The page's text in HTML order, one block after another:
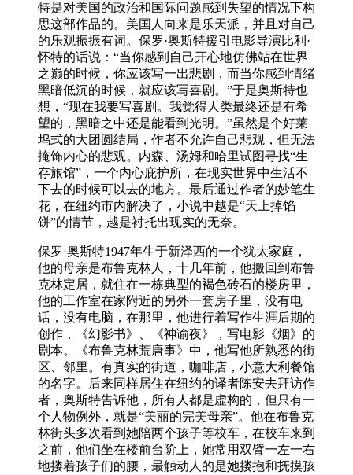
特是对美国的政治和国际问题感到失望的情况下构
思这部作品的。美国人向来是乐天派，并且对自己
的乐观振振有词。保罗·奥斯特援引电影导演比利·
怀特的话说：“当你感到自己开心地仿佛站在世界
之巅的时候，你应该写一出悲剧，而当你感到情绪
黑暗低沉的时候，就应该写喜剧。”于是奥斯特也
想，“现在我要写喜剧。我觉得人类最终还是有希
望的，黑暗之中还是能看到光明。”虽然是个好莱
坞式的大团圆结局，作者不允许自己悲观，但无法
掩饰内心的悲观。内森、汤姆和哈里试图寻找“生
存旅馆”，一个内心庇护所，在现实世界中生活不
下去的时候可以去的地方。最后通过作者的妙笔生
花，在纽约市内解决了，小说中越是“天上掉馅
饼”的情节，越是衬托出现实的无奈。
保罗·奥斯特1947年生于新泽西的一个犹太家庭，
他的母亲是布鲁克林人，十几年前，他搬回到布鲁
克林定居，就住在一栋典型的褐色砖石的楼房里，
他的工作室在家附近的另外一套房子里，没有电
话，没有电脑，在那里，他进行着写作生涯后期的
创作，《幻影书》、《神谕夜》，写电影《烟》的
剧本。《布鲁克林荒唐事》中，他写他所熟悉的街
区、邻里。有真实的街道，咖啡店，小意大利餐馆
的名字。后来同样居住在纽约的译者陈安去拜访作
者，奥斯特告诉他，所有人都是虚构的，但只有一
个人物例外，就是“美丽的完美母亲”。他在布鲁克
林街头多次看到她陪两个孩子等校车，在校车来到
之前，他们坐在楼前台阶上，她常用双臂一左一右
地搂着孩子们的腰，最触动人的是她搂抱和抚摸孩